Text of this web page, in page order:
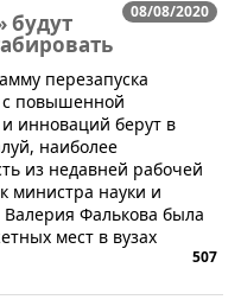
08/08/2020
будут
перезапуска
с повышенной
инноваций берут в
наиболее
из недавней рабочей
министра науки и
Фалькова была
мест в вузах
507